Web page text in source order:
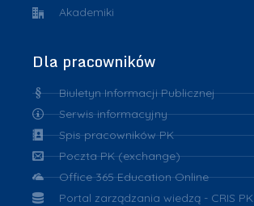
Akademiki
Dla pracowników
Biuletyn Informacji Publicznej
Serwis informacyjny
Spis pracowników PK
Poczta PK (exchange)
Office 365 Education Online
Portal zarządzania wiedzą - CRIS PK